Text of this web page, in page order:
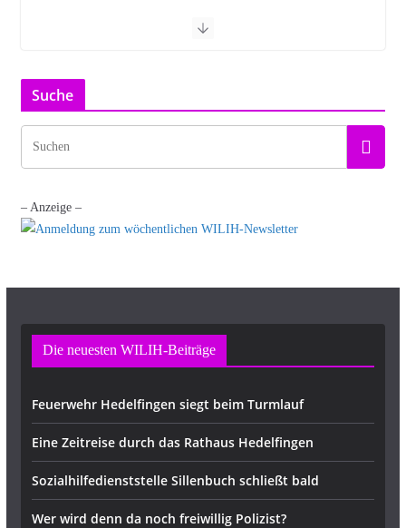
Suche
– Anzeige –
Die neuesten WILIH-Beiträge
Feuerwehr Hedelfingen siegt beim Turmlauf
Eine Zeitreise durch das Rathaus Hedelfingen
Sozialhilfedienststelle Sillenbuch schließt bald
Wer wird denn da noch freiwillig Polizist?